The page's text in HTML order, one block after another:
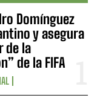
Domínguez
y asegura
de la
de la FIFA